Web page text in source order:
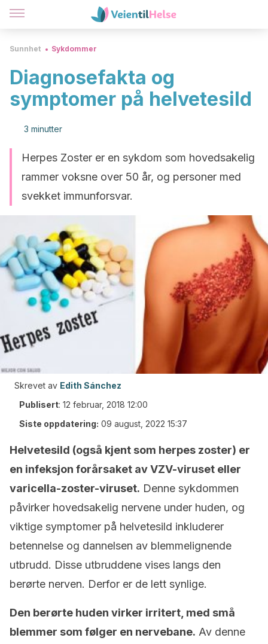
Sunnhet Sykdommer
Diagnosefakta og
symptomer på helvetesild
3 minutter
Herpes Zoster er en sykdom som hovedsakelig
rammer voksne over 50 år, og personer med
svekket immunforsvar.
Skrevet av Edith Sánchez
Publisert: 12 februar, 2018 12:00
Siste oppdatering: 09 august, 2022 15:37
Helvetesild (også kjent som herpes zoster) er
en infeksjon forårsaket av VZV-viruset eller
varicella-zoster-viruset. Denne sykdommen
påvirker hovedsakelig nervene under huden, og
viktige symptomer på helvetesild inkluderer
betennelse og dannelsen av blemmelignende
utbrudd. Disse utbruddene vises langs den
berørte nerven. Derfor er de lett synlige.
Den berørte huden virker irritert, med små
blemmer som følger en nervebane. Av denne